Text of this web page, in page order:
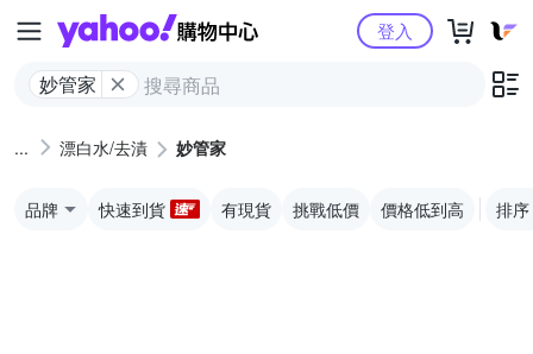
Yahoo購物中心
妙管家
登入
漂白水/去漬 妙管家
品牌 快速到貨 有現貨 挑戰低價 價格低到高 排序